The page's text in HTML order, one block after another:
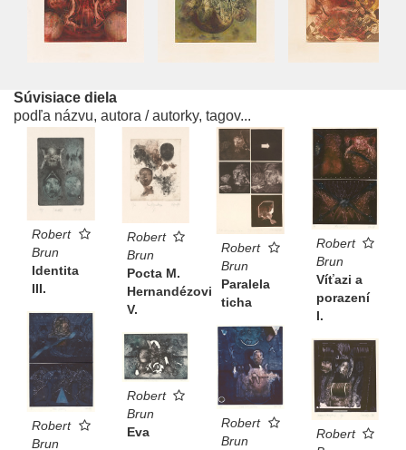
Súvisiace diela
podľa názvu, autora / autorky, tagov...
Robert
Brun
Identita
III.
Robert
Brun
Pocta M.
Hernandézovi
V.
Robert
Brun
Paralela
ticha
Robert
Brun
Víťazi a
porazení
I.
Robert
Brun
Robert
Brun
Robert
Brun
Eva
Robert